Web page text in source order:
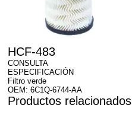
HCF-483
CONSULTA
ESPECIFICACIÓN
Filtro verde
OEM: 6C1Q-6744-AA
Productos relacionados